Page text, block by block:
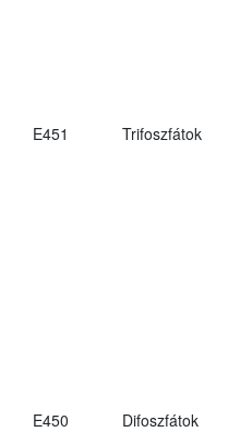
E451 Trifoszfátok
E450 Difoszfátok